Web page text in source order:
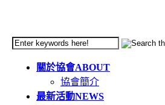
關於協會ABOUT
協會簡介
最新活動NEWS